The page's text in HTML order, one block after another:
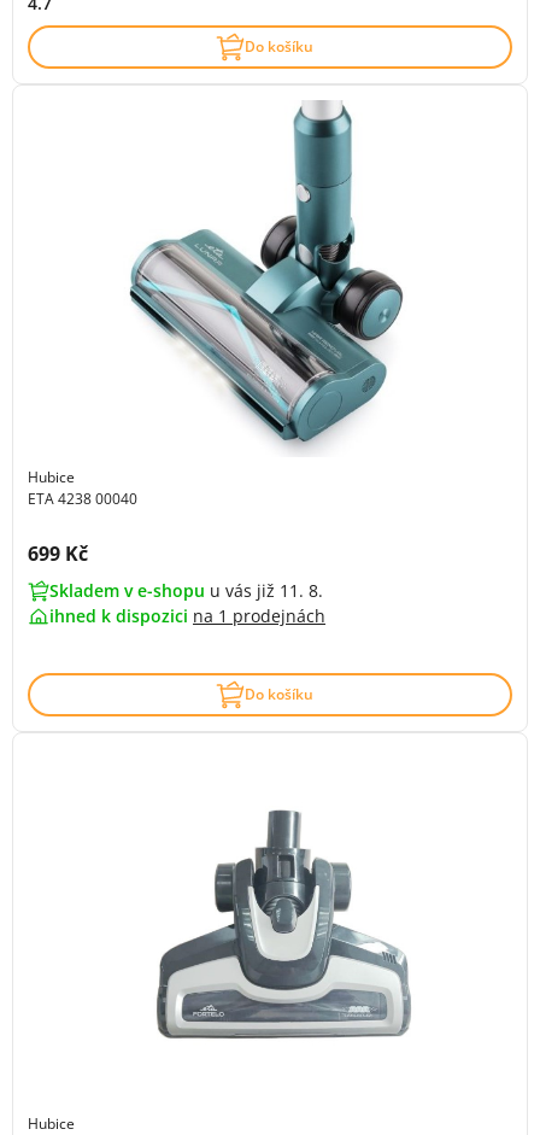
Do košíku
Hubice
ETA 4238 00040
Cena s DPH:
699 Kč
Skladem v e-shopu u vás již 11. 8.
ihned k dispozici na 1 prodejnách
Do košíku
Hubice